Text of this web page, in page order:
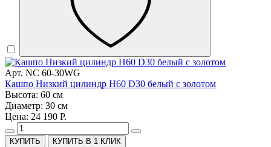
Арт. NC 60-30WG
Кашпо Низкий цилиндр H60 D30 белый с золотом
Высота: 60 см
Диаметр: 30 см
Цена: 24 190 Р.
КУПИТЬ В 1 КЛИК